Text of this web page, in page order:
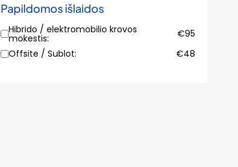
Papildomos išlaidos
Hibrido / elektromobilio krovos
mokestis:
€95
Offsite / Sublot:
€48